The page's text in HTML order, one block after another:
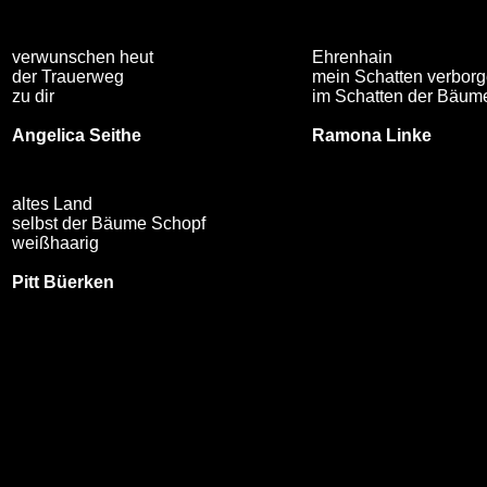
verwunschen heut
der Trauerweg
zu dir
Angelica Seithe
Ehrenhain
mein Schatten
im Schatten der
Ramona Linke
altes Land
selbst der Bäume Schopf
weißhaarig
Pitt Büerken